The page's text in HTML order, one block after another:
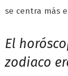
se centra más
El
zodiaco